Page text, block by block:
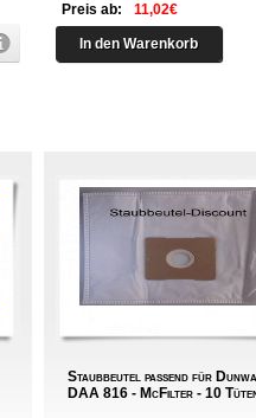
Preis ab: 11,02€
In den Warenkorb
Staubbeutel passend für
DAA 816 - McFilter - 10